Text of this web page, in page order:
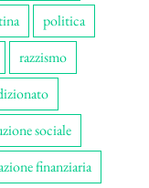
politica
razzismo
sociale
finanziaria